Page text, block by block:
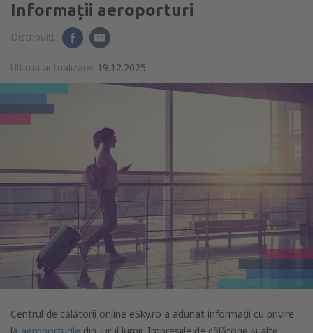
Informații aeroporturi
Distribuiți:
Ultima actualizare: 19.12.2025
Centrul de călătorii online eSky.ro a adunat informații cu privire